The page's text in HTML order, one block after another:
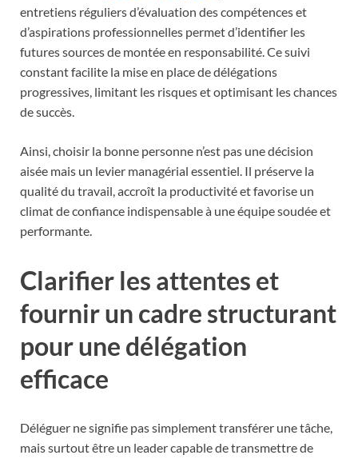
entretiens réguliers d’évaluation des compétences et
d’aspirations professionnelles permet d’identifier les
futures sources de montée en responsabilité. Ce suivi
constant facilite la mise en place de délégations
progressives, limitant les risques et optimisant les chances
de succès.
Ainsi, choisir la bonne personne n’est pas une décision
aisée mais un levier managérial essentiel. Il préserve la
qualité du travail, accroît la productivité et favorise un
climat de confiance indispensable à une équipe soudée et
performante.
Clarifier les attentes et
fournir un cadre structurant
pour une délégation
efficace
Déléguer ne signifie pas simplement transférer une tâche,
mais surtout être un leader capable de transmettre de